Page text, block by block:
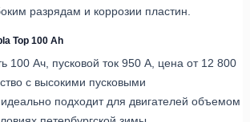
разрядам и коррозии пластин.
Top 100 Ah
100 Ач, пусковой ток 950 А, цена от 12 800
с высокими пусковыми
подходит для двигателей объемом